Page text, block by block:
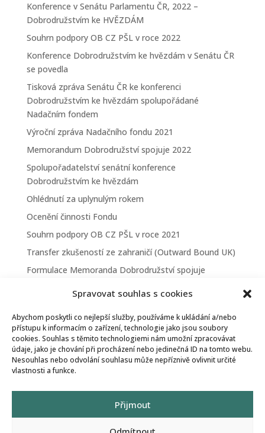
Spravovat souhlas s cookies
Abychom poskytli co nejlepší služby, používáme k ukládání a/nebo
přístupu k informacím o zařízení, technologie jako jsou soubory
cookies. Souhlas s těmito technologiemi nám umožní zpracovávat
údaje, jako je chování při procházení nebo jedinečná ID na tomto webu.
Nesouhlas nebo odvolání souhlasu může nepříznivě ovlivnit určité
vlastnosti a funkce.
Přijmout
Konference v Senátu Parlamentu ČR, 2022 –
Dobrodružstvím ke HVĚZDÁM
Souhrn podpory OB CZ PŠL v roce 2022
Konference Dobrodružstvím ke hvězdám v Senátu ČR
se povedla
Tisková zpráva Senátu ČR ke konferenci
Dobrodružstvím ke hvězdám spolupořádané
Nadačním fondem
Výroční zpráva Nadačního fondu 2021
Memorandum Dobrodružství spojuje 2022
Spolupořadatelství senátní konference
Dobrodružstvím ke hvězdám
Ohlédnutí za uplynulým rokem
Ocenění činnosti Fondu
Souhrn podpory OB CZ PŠL v roce 2021
Transfer zkušeností ze zahraničí (Outward Bound UK)
Formulace Memoranda Dobrodružství spojuje
První prezenční schůze patronů a Správní rady Fondu
Schválena finanční podpora ve výši 380.000 Kč
Zápis fondu do Obchodního rejstříku
Příslib podpory projektu OBCZ